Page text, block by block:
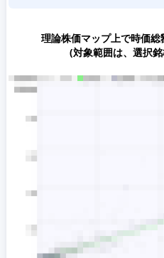
理論株価マップ上で時価総
(対象範囲は、選択